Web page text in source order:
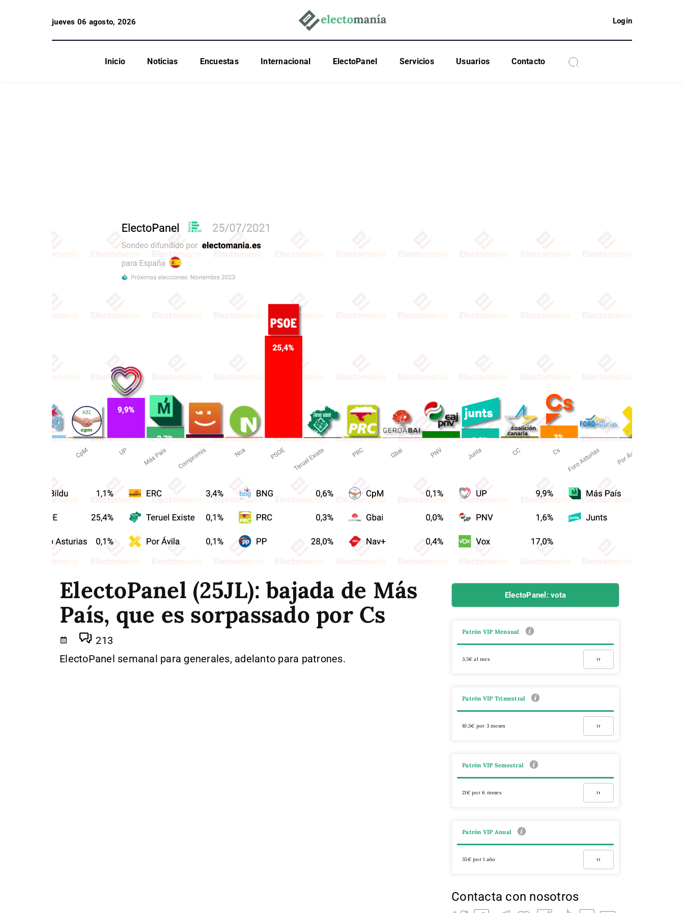
jueves 06 agosto, 2026 Login
Inicio Noticias Encuestas Internacional ElectoPanel Servicios Usuarios Contacto
ElectoPanel (25JL): bajada de Más
País, que es sorpassado por Cs
213
ElectoPanel semanal para generales, adelanto para patrones.
ElectoPanel: vota
Patrón VIP Mensual
3,5€ al mes Ir
Patrón VIP Trimestral
10,5€ por 3 meses Ir
Patrón VIP Semestral
21€ por 6 meses Ir
Patrón VIP Anual
35€ por 1 año Ir
Contacta con nosotros